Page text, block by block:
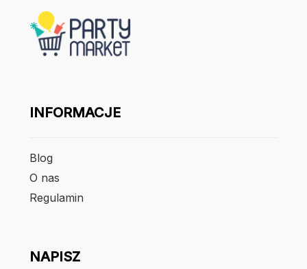
INFORMACJE
Blog
O nas
Regulamin
NAPISZ